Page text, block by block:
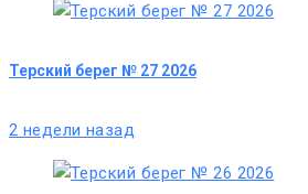
Терский берег № 27 2026
2 недели назад